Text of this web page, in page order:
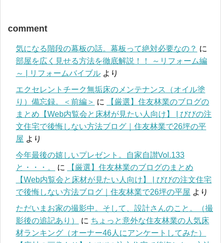
comment
気になる階段の幕板の話。幕板って絶対必要なの？ に
部屋を広く見せる方法を徹底解説！！ ～リフォーム編
～ | リフォームバイブル より
エクセレントチーク無垢床のメンテナンス（オイル塗
り）備忘録。＜前編＞ に
【厳選】住友林業のブログの
まとめ【Web内覧会と床材が見たい人向け】 | びびの注
文住宅で後悔しない方法ブログ｜住友林業で26坪の平
屋 より
今年最後の嬉しいプレゼント。自家自讃Vol.133
と・・・。
に
【厳選】住友林業のブログのまとめ
【Web内覧会と床材が見たい人向け】 | びびの注文住宅
で後悔しない方法ブログ｜住友林業で26坪の平屋 より
ただいまお家の撮影中。そして、設計さんのこと。（撮
影後の追記あり）
に ちょっと意外な住友林業の人気床
材ランキング（オーナー46人にアンケートしてみた）